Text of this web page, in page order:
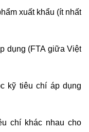
xuất khẩu (ít nhất
dụng (FTA giữa Việt
kỹ tiêu chí áp dụng
chí khác nhau cho